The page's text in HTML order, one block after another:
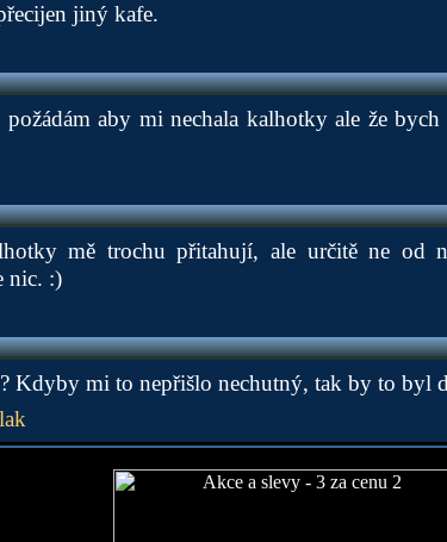
jiný kafe.
požádám aby mi nechala kalhotky ale že
mě trochu přitahují, ale určitě ne od
nic. :)
Kdyby mi to nepřišlo nechutný, tak by to byl